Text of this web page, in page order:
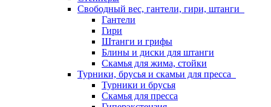
Свободный вес, гантели, гири, штанги
Гантели
Гири
Штанги и грифы
Блины и диски для штанги
Скамья для жима, стойки
Турники, брусья и скамьи для пресса
Турники и брусья
Скамья для пресса